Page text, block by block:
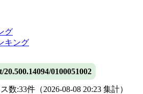
グ
キング
0100051002
数:33件 （2026-08-08 20:23 集計）